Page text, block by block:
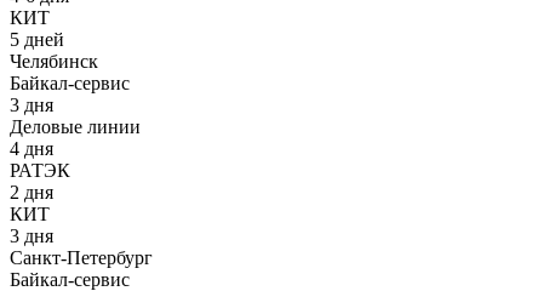
КИТ
5 дней
Челябинск
Байкал-сервис
3 дня
Деловые линии
4 дня
РАТЭК
2 дня
КИТ
3 дня
Санкт-Петербург
Байкал-сервис